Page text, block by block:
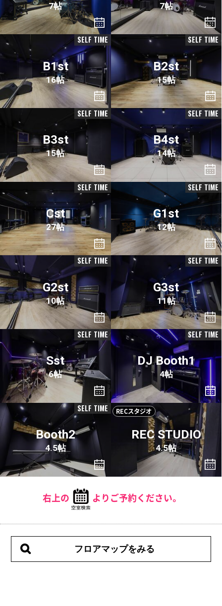
7帖 7帖
SELF TIME
B1st
16帖
SELF TIME
B2st
15帖
SELF TIME
B3st
15帖
SELF TIME
B4st
14帖
SELF TIME
Cst
27帖
SELF TIME
G1st
12帖
SELF TIME
G2st
10帖
SELF TIME
G3st
11帖
SELF TIME
Sst
6帖
SELF TIME
DJ Booth1
4帖
SELF TIME
Booth2
4.5帖
RECスタジオ
REC STUDIO
4.5帖
右上の よりご予約ください。
フロアマップをみる